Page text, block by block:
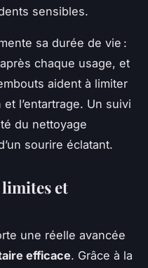
sensibles.
sa durée de vie :
chaque usage, et
aident à limiter
l’entartrage. Un suivi
du nettoyage
sourire éclatant.
et
une réelle avancée
efficace. Grâce à la